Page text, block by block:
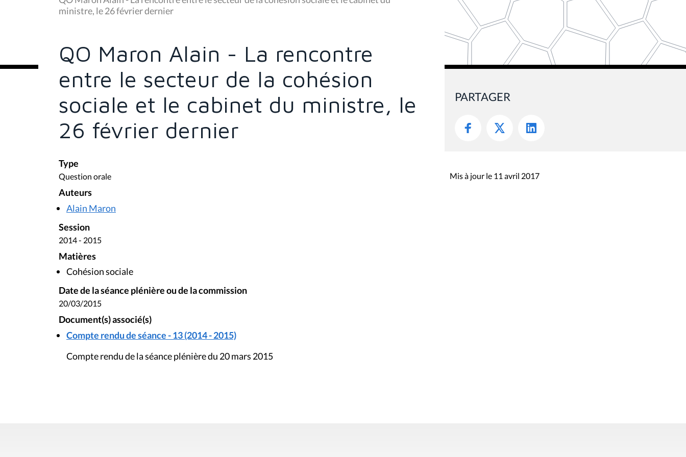
s
ê
c
:
ministre, le 26 février dernier
QO Maron Alain - La rencontre
entre le secteur de la cohésion
sociale et le cabinet du ministre, le
26 février dernier
Type
Question orale
Auteurs
Alain Maron
Session
2014 - 2015
Matières
Cohésion sociale
Date de la séance plénière ou de la commission
20/03/2015
Document(s) associé(s)
Compte rendu de séance - 13 (2014 - 2015)
Compte rendu de la séance plénière du 20 mars 2015
PARTAGER
Mis à jour le 11 avril 2017